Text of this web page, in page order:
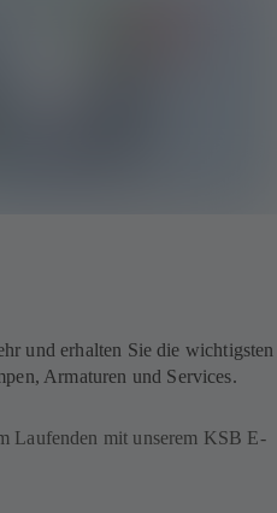
und erhalten Sie die wichtigsten
Armaturen und Services.
Laufenden mit unserem KSB E-